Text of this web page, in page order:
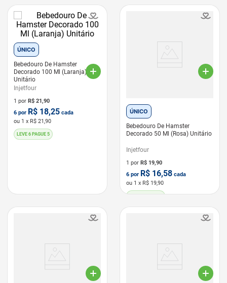
ÚNICO
Bebedouro De Hamster
Decorado 100 Ml (Laranja)
Unitário
Injetfour
1 por R$ 21,90
6 por R$ 18,25 cada
ou 1 x R$ 21,90
LEVE 6 PAGUE 5
ÚNICO
Bebedouro De Hamster
Decorado 50 Ml (Rosa) Unitário
Injetfour
1 por R$ 19,90
6 por R$ 16,58 cada
ou 1 x R$ 19,90